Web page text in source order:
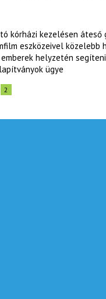
kórházi kezelésen
eszközeivel közelebb
helyzetén
ügye
2